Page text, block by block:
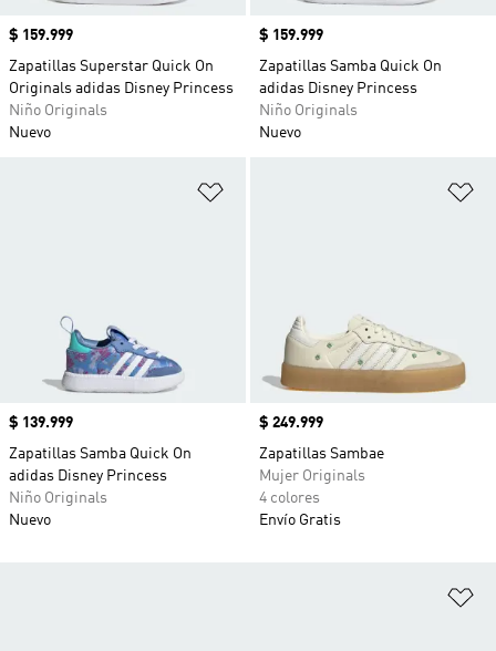
Precio
$ 159.999
Zapatillas Superstar Quick On
Originals adidas Disney Princess
Niño Originals
Nuevo
Precio
$ 159.999
Zapatillas Samba Quick On
adidas Disney Princess
Niño Originals
Nuevo
Precio
$ 139.999
Zapatillas Samba Quick On
adidas Disney Princess
Niño Originals
Nuevo
Precio
$ 249.999
Zapatillas Sambae
Mujer Originals
4 colores
Envío Gratis